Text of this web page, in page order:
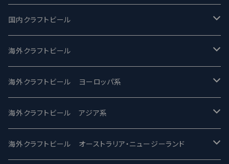
国内クラフトビール
UCHU BREWING -うちゅうブルーイング
バテレ -VERTERE
2nd Story Ale Works -セカンドストーリー
ビアへるん - Beer Hearn
海外クラフトビール
Modern Times モダンタイムズ
Maui マウイ
Toppling Goliath トップリンゴライアス
海外クラフトビール ヨーロッパ系
UnBarred -アンバード
SAIREN /サイレン
海外クラフトビール アジア系
gweilo-鬼佬 グウァイロ
海外クラフトビール オーストラリア・ニュージーランド